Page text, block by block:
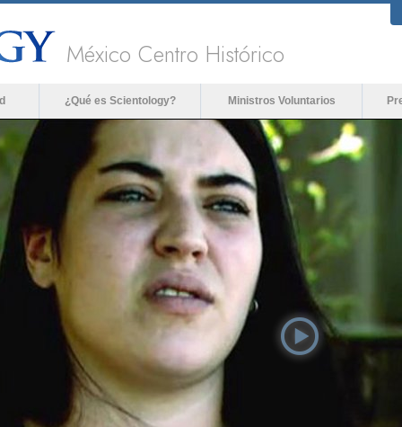
México Centro Histórico
¿Qué es Scientology? Ministros Voluntarios